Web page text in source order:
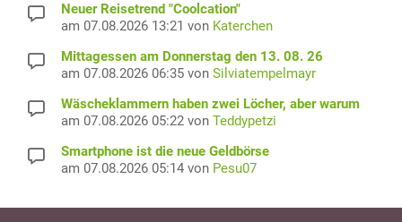
Neuer Reisetrend "Coolcation"
am 07.08.2026 13:21 von Katerchen
Mittagessen am Donnerstag den 13. 08. 26
am 07.08.2026 06:35 von Silviatempelmayr
Wäscheklammern haben zwei Löcher, aber warum
am 07.08.2026 05:22 von Teddypetzi
Smartphone ist die neue Geldbörse
am 07.08.2026 05:14 von Pesu07